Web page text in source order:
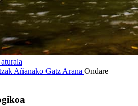
Añanako Gatz Arana Ondare